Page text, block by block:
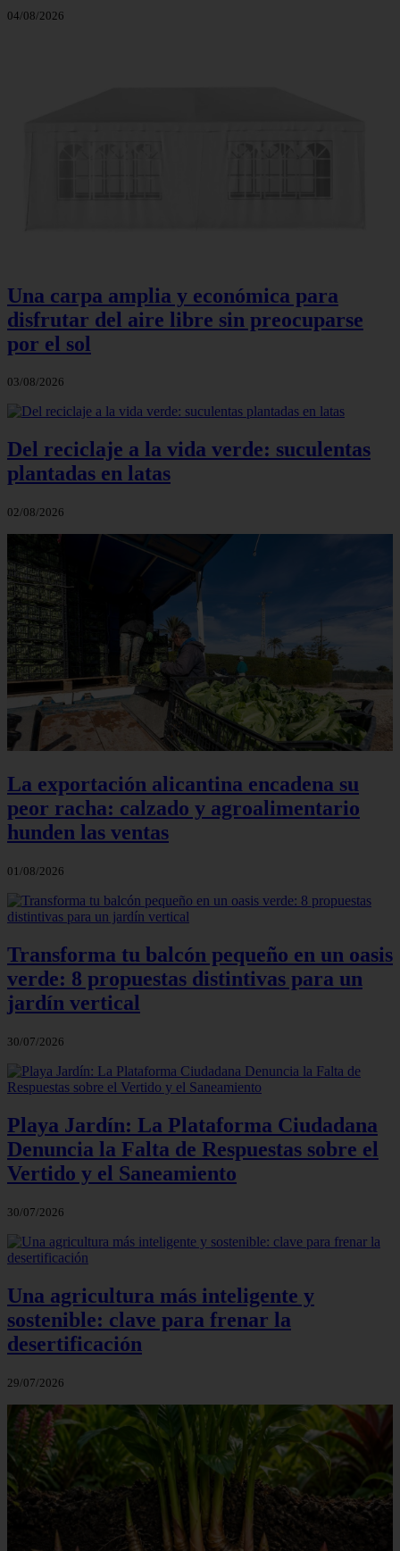
04/08/2026
Una carpa amplia y económica para
disfrutar del aire libre sin preocuparse
por el sol
03/08/2026
Del reciclaje a la vida verde: suculentas
plantadas en latas
02/08/2026
La exportación alicantina encadena su
peor racha: calzado y agroalimentario
hunden las ventas
01/08/2026
Transforma tu balcón pequeño en un oasis
verde: 8 propuestas distintivas para un
jardín vertical
30/07/2026
Playa Jardín: La Plataforma Ciudadana
Denuncia la Falta de Respuestas sobre el
Vertido y el Saneamiento
30/07/2026
Una agricultura más inteligente y
sostenible: clave para frenar la
desertificación
29/07/2026